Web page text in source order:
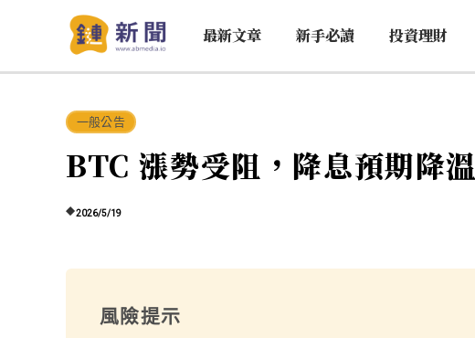
最新文章 新手必讀 投資理財
一般公告
BTC 漲勢受阻，降息預期降溫
2026/5/19
風險提示